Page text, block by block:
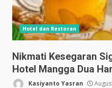
Hotel dan Restoran
Nikmati Kesegaran
Hotel Mangga Dua
Kasiyanto Yasran